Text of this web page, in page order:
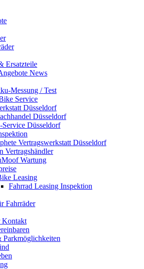
Ersatzteile
News
Messung / Test
Service
Düsseldorf
Düsseldorf
Service Düsseldorf
Vertragswerkstatt Düsseldorf
Vertragshändler
Wartung
Leasing
Fahrrad Leasing Inspektion
Fahrräder
Kontakt
Parkmöglichkeiten